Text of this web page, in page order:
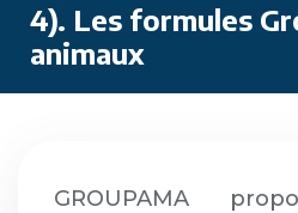
4). Les formules
animaux
GROUPAMA